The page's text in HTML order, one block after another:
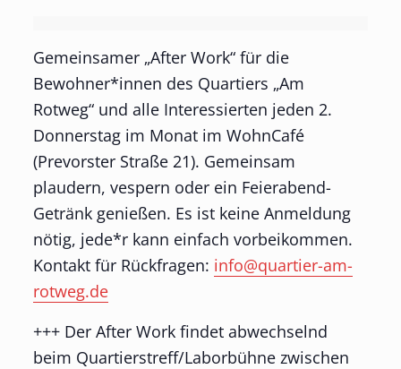
Gemeinsamer „After Work“ für die
Bewohner*innen des Quartiers „Am
Rotweg“ und alle Interessierten jeden 2.
Donnerstag im Monat im WohnCafé
(Prevorster Straße 21). Gemeinsam
plaudern, vespern oder ein Feierabend-
Getränk genießen. Es ist keine Anmeldung
nötig, jede*r kann einfach vorbeikommen.
Kontakt für Rückfragen: info@quartier-am-
rotweg.de
+++ Der After Work findet abwechselnd
beim Quartierstreff/Laborbühne zwischen